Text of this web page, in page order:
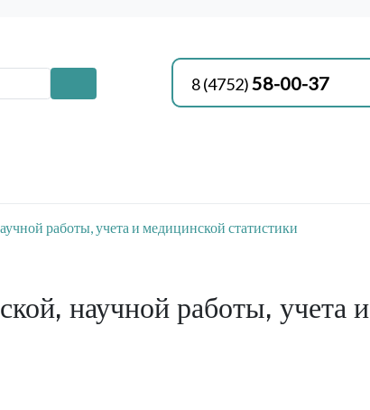
8 (4752) 58-00-37
работы, учета и медицинской статистики
научной работы, учета